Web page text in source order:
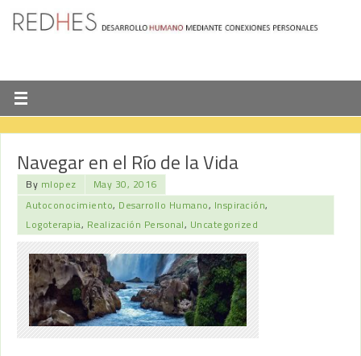
Navegar en el Río de la Vida
By mlopez
May 30, 2016
Autoconocimiento, Desarrollo Humano, Inspiración,
Logoterapia, Realización Personal, Uncategorized